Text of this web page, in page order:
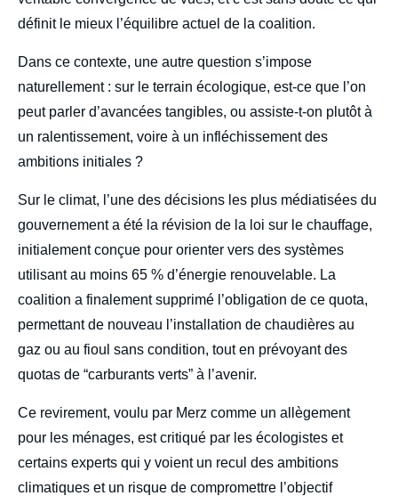
définit le mieux l’équilibre actuel de la coalition.
Dans ce contexte, une autre question s’impose
naturellement : sur le terrain écologique, est-ce que l’on
peut parler d’avancées tangibles, ou assiste-t-on plutôt à
un ralentissement, voire à un infléchissement des
ambitions initiales ?
Sur le climat, l’une des décisions les plus médiatisées du
gouvernement a été la révision de la loi sur le chauffage,
initialement conçue pour orienter vers des systèmes
utilisant au moins 65 % d’énergie renouvelable. La
coalition a finalement supprimé l’obligation de ce quota,
permettant de nouveau l’installation de chaudières au
gaz ou au fioul sans condition, tout en prévoyant des
quotas de “carburants verts” à l’avenir.
Ce revirement, voulu par Merz comme un allègement
pour les ménages, est critiqué par les écologistes et
certains experts qui y voient un recul des ambitions
climatiques et un risque de compromettre l’objectif